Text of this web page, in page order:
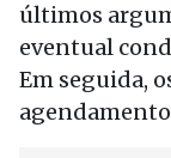
últimos
eventual
Em seguida,